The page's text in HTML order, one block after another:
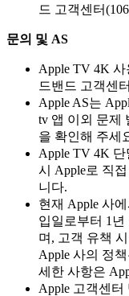
드 고객센터
문의 및 AS
Apple TV 4K
드밴드 고객센
Apple AS는
tv 앱 이외 문제
을 확인해 주세
Apple TV 4K
시 Apple로 직
니다.
현재 Apple 사
입일로부터 1
며, 고객 유책
Apple 사의 정
세한 사항은
Apple 고객센터